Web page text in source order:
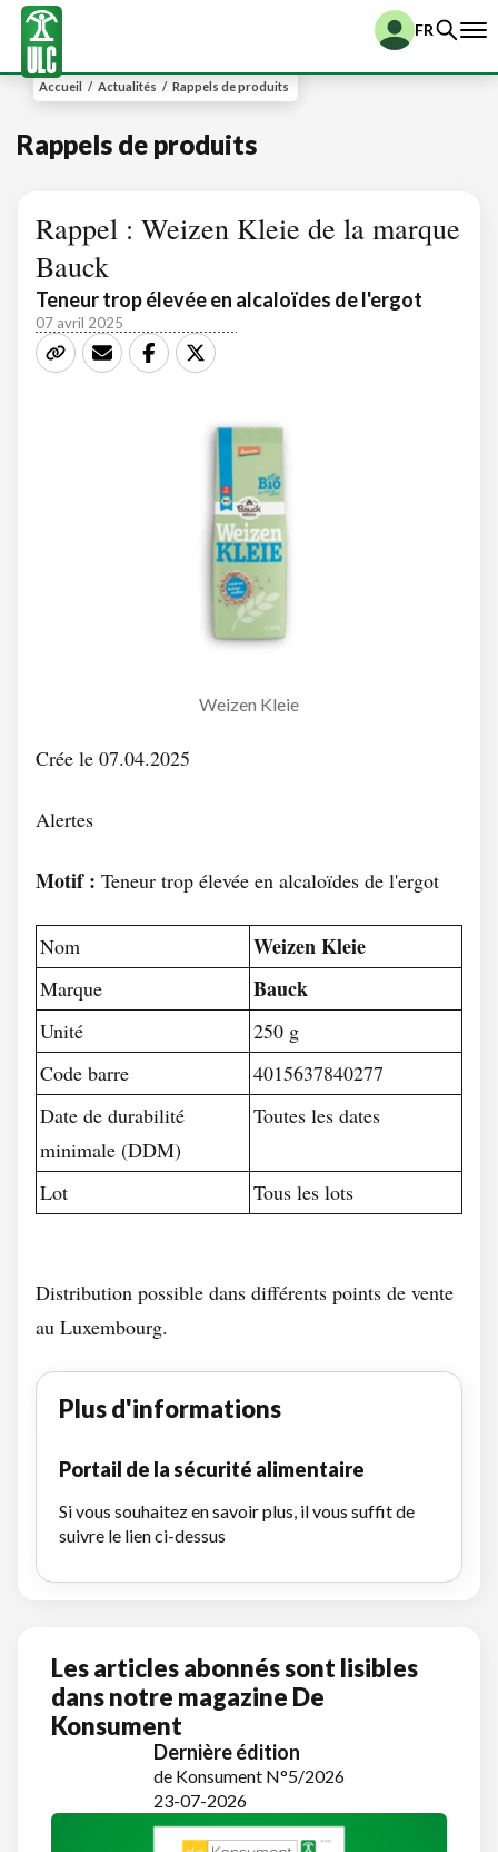
FR
Accueil / Actualités / Rappels de produits
Rappels de produits
Rappel : Weizen Kleie de la marque
Bauck
Teneur trop élevée en alcaloïdes de l'ergot
07 avril 2025
Weizen Kleie
Crée le 07.04.2025
Alertes
Motif : Teneur trop élevée en alcaloïdes de l'ergot
Nom Weizen Kleie
Marque Bauck
Unité
250 g
Code barre
4015637840277
Date de durabilité
minimale (DDM)
Toutes les dates
Lot Tous les lots
Distribution possible dans différents points de vente
au Luxembourg.
Plus d'informations
Portail de la sécurité alimentaire
Si vous souhaitez en savoir plus, il vous suffit de
suivre le lien ci-dessus
Les articles abonnés sont lisibles
dans notre magazine De
Konsument
Dernière édition
de Konsument N°5/2026
23-07-2026